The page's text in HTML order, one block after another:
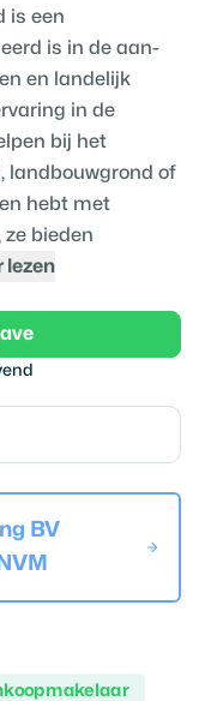
is een
is in de aan-
en landelijk
in de
bij het
landbouwgrond of
hebt met
bieden
lezen
BV